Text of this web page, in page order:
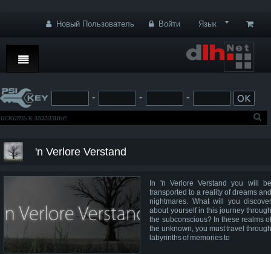
Язык
Новый Пользователь Войти
Platform
Key Type
Features
Games
Экшн
- - -
'n Verlore Verstand
In 'n Verlore Verstand you will be
transported to a reality of dreams and
nightmares. What will you discover
about yourself in this journey through
the subconscious? In these realms of
the unknown, you must travel through
labyrinths of memories to